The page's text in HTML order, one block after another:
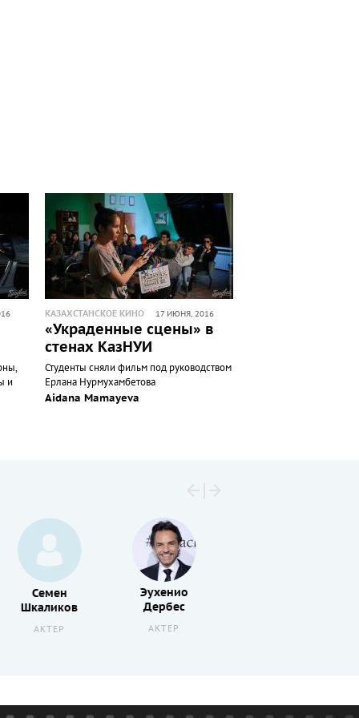
и
КАЗАХСТАНСКОЕ КИНО 17 ИЮНЯ, 2016
«Украденные сцены» в
стенах КазНУИ
Студенты сняли фильм под руководством
Ерлана Нурмухамбетова
Aidana Mamayeva
Семен
Шкаликов
АКТЕР
Эухенио
Дербес
АКТЕР